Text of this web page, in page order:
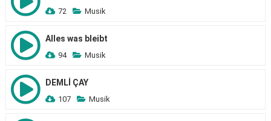
72 Musik
Alles was bleibt
94 Musik
DEMLİ ÇAY
107 Musik